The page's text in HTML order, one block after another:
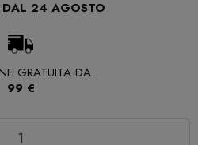
DAL 24 AGOSTO
GRATUITA DA
99 €